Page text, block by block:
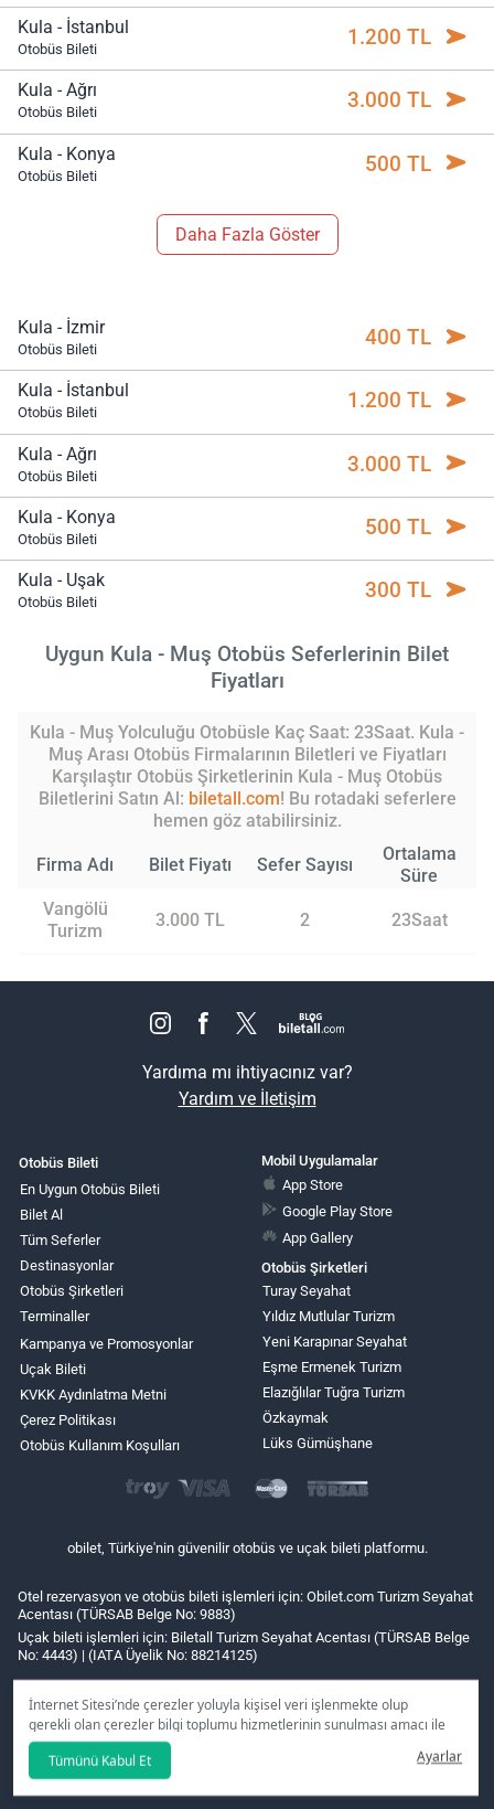
İnternet Sitesi’nde çerezler yoluyla kişisel veri işlenmekte olup
gerekli olan çerezler bilgi toplumu hizmetlerinin sunulması amacı ile
kullanılmaktadır. Tercihleriniz doğrultusunda size özel
kişiselleştirilmiş çerezleri ve özel kampanyaları
seçeneğine
tıklamanız halinde kullanımınıza sunamayacağız.
Tümünü Kabul Et Ayarlar
Kula - İstanbul
Otobüs Bileti 1.200 TL
Kula - Ağrı
Otobüs Bileti 3.000 TL
Kula - Konya
Otobüs Bileti 500 TL
Daha Fazla Göster
Kula - İzmir
Otobüs Bileti 400 TL
Kula - İstanbul
Otobüs Bileti 1.200 TL
Kula - Ağrı
Otobüs Bileti 3.000 TL
Kula - Konya
Otobüs Bileti 500 TL
Kula - Uşak
Otobüs Bileti 300 TL
Uygun Kula - Muş Otobüs Seferlerinin Bilet
Fiyatları
Kula - Muş Yolculuğu Otobüsle Kaç Saat: 23Saat. Kula -
Muş Arası Otobüs Firmalarının Biletleri ve Fiyatları
Karşılaştır Otobüs Şirketlerinin Kula - Muş Otobüs
Biletlerini Satın Al: biletall.com! Bu rotadaki seferlere
hemen göz atabilirsiniz.
Firma Adı Bilet Fiyatı Sefer Sayısı
Ortalama
Süre
Vangölü
Turizm
3.000 TL 2 23Saat
Yardıma mı ihtiyacınız var?
Yardım ve İletişim
Otobüs Bileti
En Uygun Otobüs Bileti
Bilet Al
Tüm Seferler
Destinasyonlar
Otobüs Şirketleri
Terminaller
Kampanya ve Promosyonlar
Uçak Bileti
KVKK Aydınlatma Metni
Çerez Politikası
Otobüs Kullanım Koşulları
Mobil Uygulamalar
App Store
Google Play Store
App Gallery
Otobüs Şirketleri
Turay Seyahat
Yıldız Mutlular Turizm
Yeni Karapınar Seyahat
Eşme Ermenek Turizm
Elazığlılar Tuğra Turizm
Özkaymak
Lüks Gümüşhane
obilet, Türkiye'nin güvenilir otobüs ve uçak bileti platformu.
Otel rezervasyon ve otobüs bileti işlemleri için: Obilet.com Turizm Seyahat
Acentası (TÜRSAB Belge No: 9883)
Uçak bileti işlemleri için: Biletall Turizm Seyahat Acentası (TÜRSAB Belge
No: 4443) | (IATA Üyelik No: 88214125)